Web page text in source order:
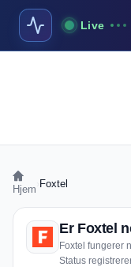
Live
Hjem Foxtel
Er Foxtel
Foxtel fungerer
Status